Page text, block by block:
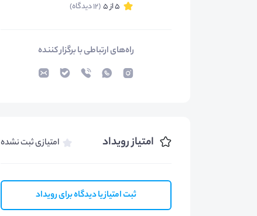
5 از 5 (12 دیدگاه)
راه‌های ارتباطی با برگزار کننده
امتیاز رویداد امتیازی ثبت نشده
ثبت امتیاز یا دیدگاه برای رویداد